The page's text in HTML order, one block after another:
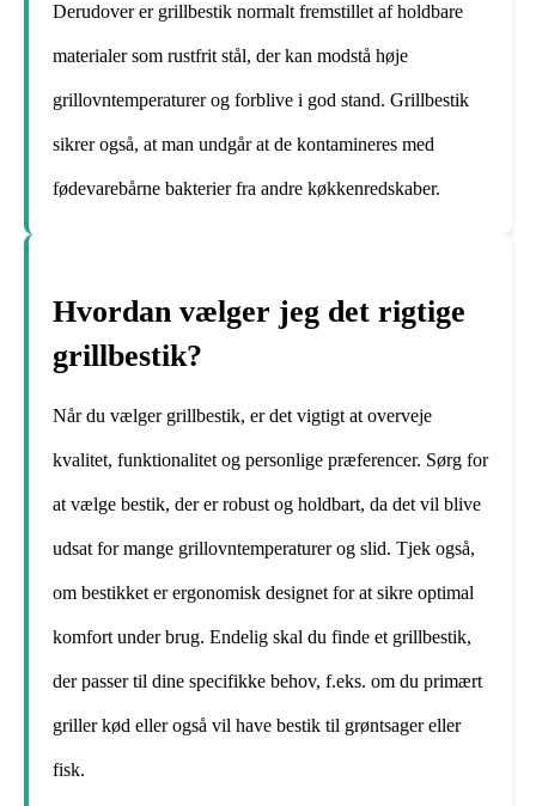
Derudover er grillbestik normalt fremstillet af holdbare
materialer som rustfrit stål, der kan modstå høje
grillovntemperaturer og forblive i god stand. Grillbestik
sikrer også, at man undgår at de kontamineres med
fødevarebårne bakterier fra andre køkkenredskaber.
Hvordan vælger jeg det rigtige
grillbestik?
Når du vælger grillbestik, er det vigtigt at overveje
kvalitet, funktionalitet og personlige præferencer. Sørg for
at vælge bestik, der er robust og holdbart, da det vil blive
udsat for mange grillovntemperaturer og slid. Tjek også,
om bestikket er ergonomisk designet for at sikre optimal
komfort under brug. Endelig skal du finde et grillbestik,
der passer til dine specifikke behov, f.eks. om du primært
griller kød eller også vil have bestik til grøntsager eller
fisk.